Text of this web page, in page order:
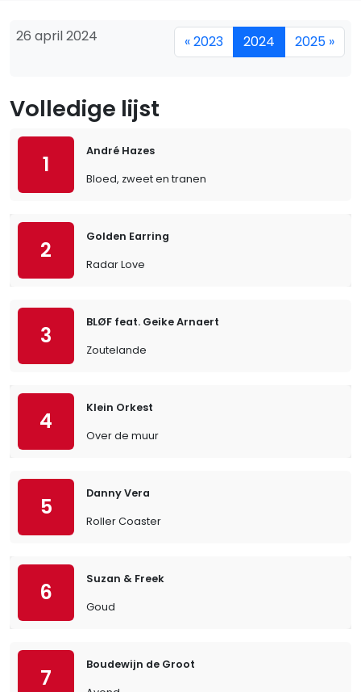
26 april 2024 « 2023 2024 2025 »
Volledige lijst
1
André Hazes
Bloed, zweet en tranen
2
Golden Earring
Radar Love
3
BLØF feat. Geike Arnaert
Zoutelande
4
Klein Orkest
Over de muur
5
Danny Vera
Roller Coaster
6
Suzan & Freek
Goud
7
Boudewijn de Groot